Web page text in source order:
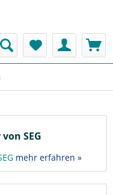
SEG
mehr erfahren »